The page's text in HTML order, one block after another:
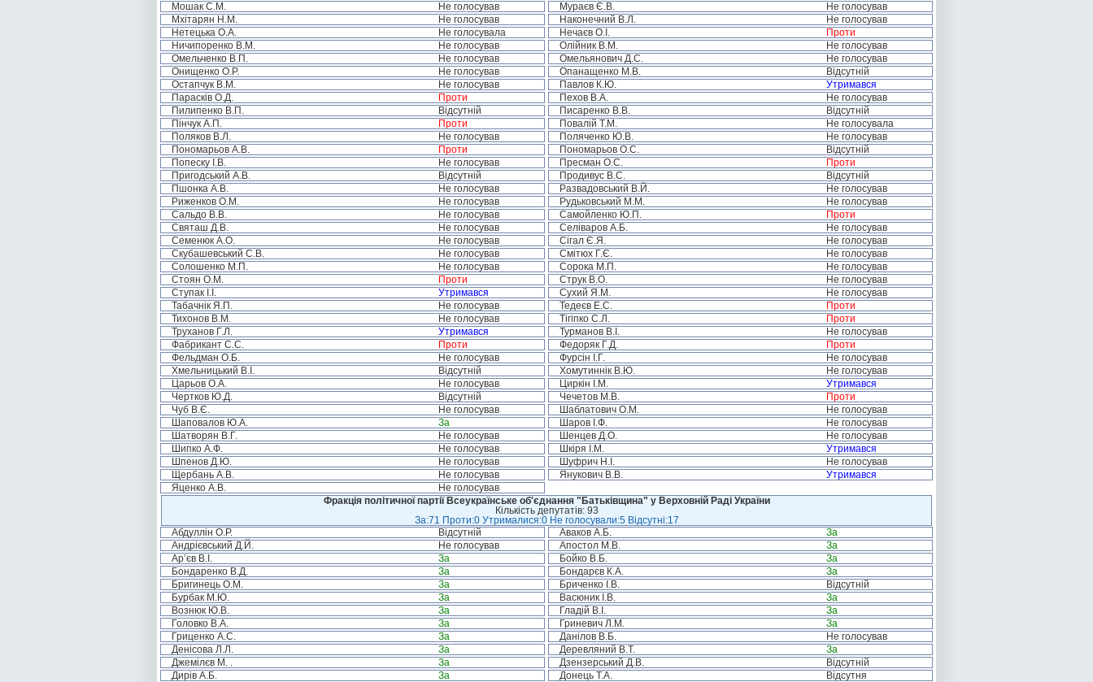
Мошак С.М.
Не голосував Мураєв Є.В.
Не голосував
Мхітарян Н.М.
Не голосував Наконечний В.Л.
Не голосував
Нетецька О.А.
Не голосувала Нечаєв О.І.
Проти
Ничипоренко В.М.
Не голосував Олійник В.М.
Не голосував
Омельченко В.П.
Не голосував Омельянович Д.С.
Не голосував
Онищенко О.Р.
Не голосував Опанащенко М.В.
Відсутній
Остапчук В.М.
Не голосував Павлов К.Ю.
Утримався
Парасків О.Д.
Проти Пехов В.А.
Не голосував
Пилипенко В.П.
Відсутній Писаренко В.В.
Відсутній
Пінчук А.П.
Проти Повалій Т.М.
Не голосувала
Поляков В.Л.
Не голосував Поляченко Ю.В.
Не голосував
Пономарьов А.В.
Проти Пономарьов О.С.
Відсутній
Попеску І.В.
Не голосував Пресман О.С.
Проти
Пригодський А.В.
Відсутній Продивус В.С.
Відсутній
Пшонка А.В.
Не голосував Развадовський В.Й.
Не голосував
Риженков О.М.
Не голосував Рудьковський М.М.
Не голосував
Сальдо В.В.
Не голосував Самойленко Ю.П.
Проти
Святаш Д.В.
Не голосував Селіваров А.Б.
Не голосував
Семенюк А.О.
Не голосував Сігал Є.Я.
Не голосував
Скубашевський С.В.
Не голосував Смітюх Г.Є.
Не голосував
Солошенко М.П.
Не голосував Сорока М.П.
Не голосував
Стоян О.М.
Проти Струк В.О.
Не голосував
Ступак І.І.
Утримався Сухий Я.М.
Не голосував
Табачнік Я.П.
Не голосував Тедеєв Е.С.
Проти
Тихонов В.М.
Не голосував Тігіпко С.Л.
Проти
Труханов Г.Л.
Утримався Турманов В.І.
Не голосував
Фабрикант С.С.
Проти Федоряк Г.Д.
Проти
Фельдман О.Б.
Не голосував Фурсін І.Г.
Не голосував
Хмельницький В.І.
Відсутній Хомутиннік В.Ю.
Не голосував
Царьов О.А.
Не голосував Циркін І.М.
Утримався
Чертков Ю.Д.
Відсутній Чечетов М.В.
Проти
Чуб В.Є.
Не голосував Шаблатович О.М.
Не голосував
Шаповалов Ю.А.
За Шаров І.Ф.
Не голосував
Шатворян В.Г.
Не голосував Шенцев Д.О.
Не голосував
Шипко А.Ф.
Не голосував Шкіря І.М.
Утримався
Шпенов Д.Ю.
Не голосував Шуфрич Н.І.
Не голосував
Щербань А.В.
Не голосував Янукович В.В.
Утримався
Яценко А.В.
Не голосував
Фракція політичної партії Всеукраїнське об'єднання "Батьківщина" у Верховній Раді України
Кількість депутатів: 93
За:71 Проти:0 Утрималися:0 Не голосували:5 Відсутні:17
Абдуллін О.Р.
Відсутній Аваков А.Б.
За
Андрієвський Д.Й.
Не голосував Апостол М.В.
За
Ар’єв В.І.
За Бойко В.Б.
За
Бондаренко В.Д.
За Бондарєв К.А.
За
Бригинець О.М.
За Бриченко І.В.
Відсутній
Бурбак М.Ю.
За Васюник І.В.
За
Вознюк Ю.В.
За Гладій В.І.
За
Головко В.А.
За Гриневич Л.М.
За
Гриценко А.С.
За Данілов В.Б.
Не голосував
Денісова Л.Л.
За Деревляний В.Т.
За
Джемілєв М. .
За Дзензерський Д.В.
Відсутній
Дирів А.Б.
За Донець Т.А.
Відсутня